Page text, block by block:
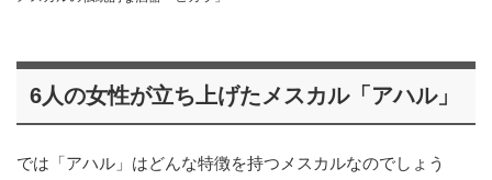
6人の女性が立ち上げたメスカル「アハル」
では「アハル」はどんな特徴を持つメスカルなのでしょう